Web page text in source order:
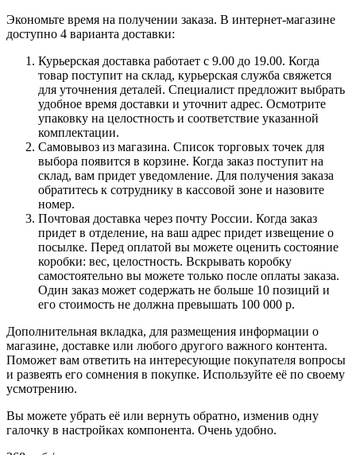
Экономьте время на получении заказа. В интернет-магазине
доступно 4 варианта доставки:
Курьерская доставка работает с 9.00 до 19.00. Когда
товар поступит на склад, курьерская служба свяжется
для уточнения деталей. Специалист предложит выбрать
удобное время доставки и уточнит адрес. Осмотрите
упаковку на целостность и соответствие указанной
комплектации.
Самовывоз из магазина. Список торговых точек для
выбора появится в корзине. Когда заказ поступит на
склад, вам придет уведомление. Для получения заказа
обратитесь к сотруднику в кассовой зоне и назовите
номер.
Почтовая доставка через почту России. Когда заказ
придет в отделение, на ваш адрес придет извещение о
посылке. Перед оплатой вы можете оценить состояние
коробки: вес, целостность. Вскрывать коробку
самостоятельно вы можете только после оплаты заказа.
Один заказ может содержать не больше 10 позиций и
его стоимость не должна превышать 100 000 р.
Дополнительная вкладка, для размещения информации о
магазине, доставке или любого другого важного контента.
Поможет вам ответить на интересующие покупателя вопросы
и развеять его сомнения в покупке. Используйте её по своему
усмотрению.
Вы можете убрать её или вернуть обратно, изменив одну
галочку в настройках компонента. Очень удобно.